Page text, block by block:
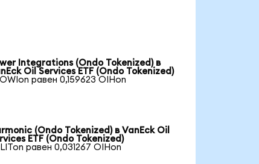
Integrations (Ondo Tokenized) в
Oil Services ETF (Ondo Tokenized)
равен 0,159623 OIHon
(Ondo Tokenized) в VanEck Oil
ETF (Ondo Tokenized)
равен 0,031267 OIHon